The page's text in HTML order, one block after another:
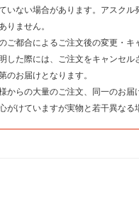
いない場合があります。アスク
りません。
都合によるご注文後の変更・キ
た際には、ご注文をキャンセル
のお届けとなります。
らの大量のご注文、同一のお
けていますが実物と若干異なる